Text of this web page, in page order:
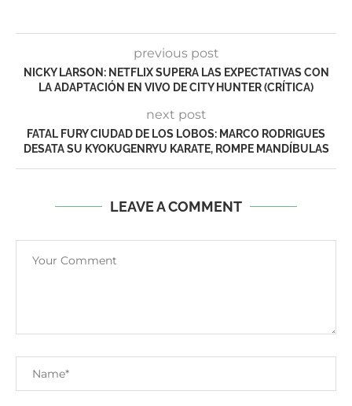
previous post
NICKY LARSON: NETFLIX SUPERA LAS EXPECTATIVAS CON
LA ADAPTACIÓN EN VIVO DE CITY HUNTER (CRÍTICA)
next post
FATAL FURY CIUDAD DE LOS LOBOS: MARCO RODRIGUES
DESATA SU KYOKUGENRYU KARATE, ROMPE MANDÍBULAS
LEAVE A COMMENT